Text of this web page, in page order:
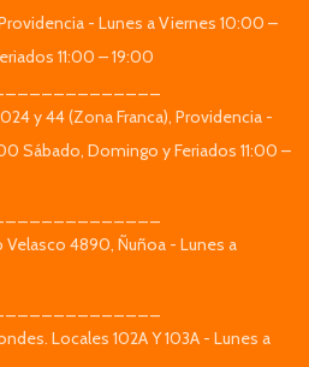
- Lunes a Viernes 10:00 –
11:00 – 19:00
y 44 (Zona Franca), Providencia -
Sábado, Domingo y Feriados 11:00 –
Velasco 4890, Ñuñoa - Lunes a
Locales 102A Y 103A - Lunes a